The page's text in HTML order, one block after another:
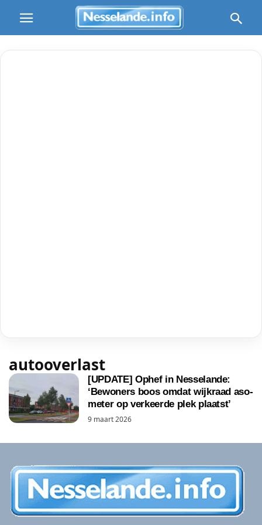
autooverlast
[UPDATE] Ophef in Nesselande:
‘Bewoners boos omdat wijkraad aso-
meter op verkeerde plek plaatst’
9 maart 2026